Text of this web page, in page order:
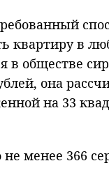
квартиру в
в обществе
она
на 33
не менее 366